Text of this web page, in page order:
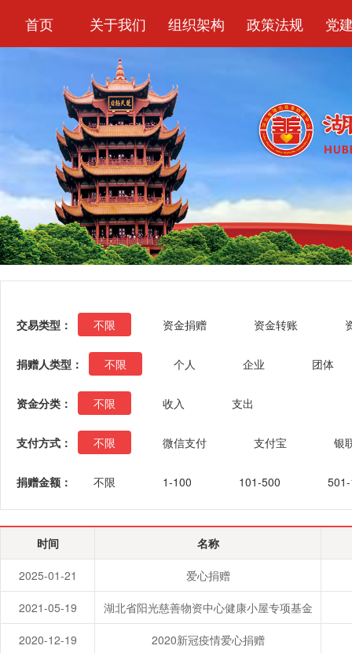
首页 关于我们 组织架构 政策法规 党
交易类型： 不限 资金捐赠 资金转账
捐赠人类型： 不限 个人 企业 团体
资金分类： 不限 收入 支出
支付方式： 不限 微信支付 支付宝 银
捐赠金额： 不限 1-100 101-500
时间 名称
2025-01-21 爱心捐赠
2021-05-19 湖北省阳光慈善物资中心健康小屋专项基金
2020-12-19 2020新冠疫情爱心捐赠